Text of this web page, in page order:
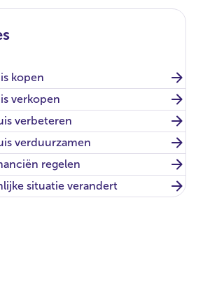
kopen
verkopen
verbeteren
verduurzamen
regelen
situatie verandert